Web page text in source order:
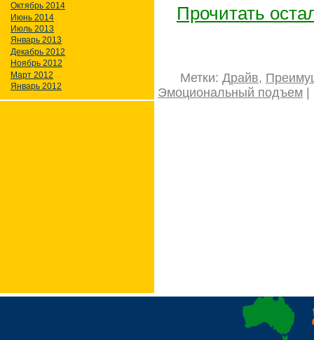
Октябрь 2014
Июнь 2014
Июль 2013
Январь 2013
Декабрь 2012
Ноябрь 2012
Март 2012
Январь 2012
Прочитать
Метки: Драйв,
Эмоциональный подъем